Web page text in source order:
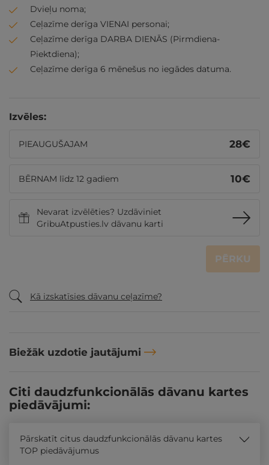
Dvieļu noma;
Ceļazīme derīga VIENAI personai;
Ceļazīme derīga DARBA DIENĀS (Pirmdiena-
Piektdiena);
Ceļazīme derīga 6 mēnešus no iegādes datuma.
Izvēles:
PIEAUGUŠAJAM 28€
BĒRNAM līdz 12 gadiem 10€
Nevarat izvēlēties? Uzdāviniet
GribuAtpusties.lv dāvanu karti
PĒRKU
Kā izskatīsies dāvanu ceļazīme?
Biežāk uzdotie jautājumi
Citi daudzfunkcionālās dāvanu kartes
piedāvājumi:
Pārskatīt citus daudzfunkcionālās dāvanu kartes
TOP piedāvājumus